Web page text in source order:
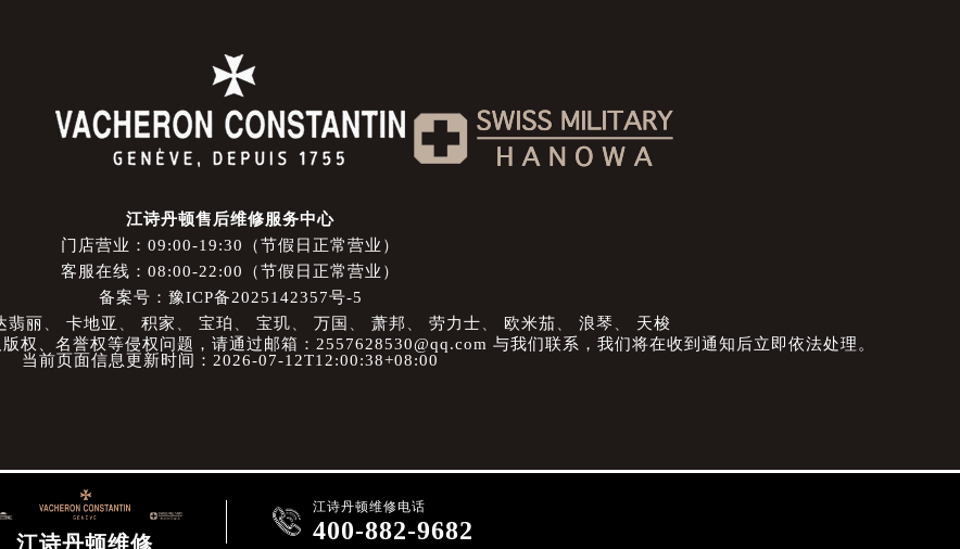
江诗丹顿售后维修服务中心
门店营业：09:00-19:30（节假日正常营业）
客服在线：08:00-22:00（节假日正常营业）
备案号：豫ICP备2025142357号-5
翡丽 卡地亚 积家 宝珀 宝玑 万国 萧邦 劳力士 欧米茄 浪琴
天梭
权、名誉权等侵权问题，请通过邮箱：2557628530@qq.com 与我们联系，我们将在收到通知后立即依法处理。
当前页面信息更新时间：2026-07-12T12:00:38+08:00
江诗丹顿维修
 江诗丹顿维修电话
400-882-9682